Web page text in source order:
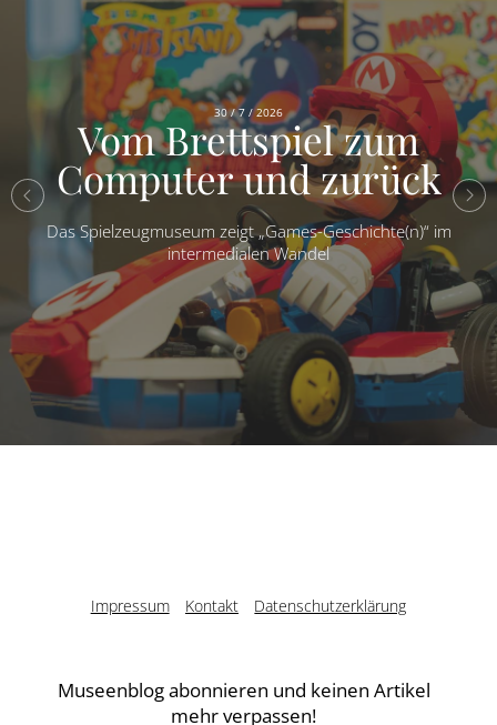
30 / 7 / 2026
Vom Brettspiel zum
Computer und zurück
Das Spielzeugmuseum zeigt „Games-Geschichte(n)“ im
intermedialen Wandel
Impressum Kontakt Datenschutzerklärung
Museenblog abonnieren und keinen Artikel
mehr verpassen!